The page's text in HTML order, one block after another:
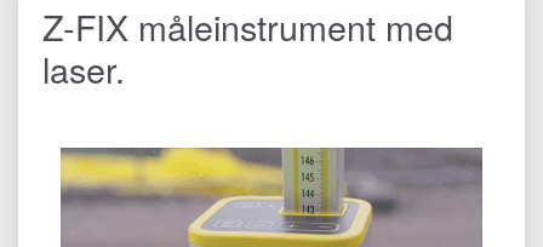
Z-FIX måleinstrument med
laser.